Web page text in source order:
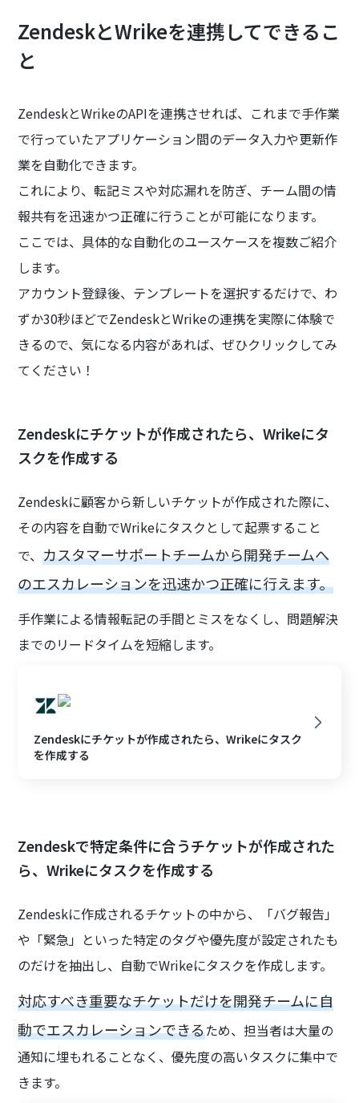
ZendeskとWrikeを連携してできるこ
と
ZendeskとWrikeのAPIを連携させれば、これまで手作業
で行っていたアプリケーション間のデータ入力や更新作
業を自動化できます。
これにより、転記ミスや対応漏れを防ぎ、チーム間の情
報共有を迅速かつ正確に行うことが可能になります。
ここでは、具体的な自動化のユースケースを複数ご紹介
します。
アカウント登録後、テンプレートを選択するだけで、わ
ずか30秒ほどでZendeskとWrikeの連携を実際に体験で
きるので、気になる内容があれば、ぜひクリックしてみ
てください！
Zendeskにチケットが作成されたら、Wrikeにタ
スクを作成する
Zendeskに顧客から新しいチケットが作成された際に、
その内容を自動でWrikeにタスクとして起票すること
で、カスタマーサポートチームから開発チームへ
のエスカレーションを迅速かつ正確に行えます。
手作業による情報転記の手間とミスをなくし、問題解決
までのリードタイムを短縮します。
Zendeskにチケットが作成されたら、Wrikeにタスク
を作成する
Zendeskで特定条件に合うチケットが作成された
ら、Wrikeにタスクを作成する
Zendeskに作成されるチケットの中から、「バグ報告」
や「緊急」といった特定のタグや優先度が設定されたも
のだけを抽出し、自動でWrikeにタスクを作成します。
対応すべき重要なチケットだけを開発チームに自
動でエスカレーションできるため、担当者は大量の
通知に埋もれることなく、優先度の高いタスクに集中で
きます。